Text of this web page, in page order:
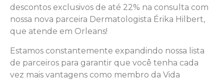
descontos exclusivos de até 22% na consulta com
nossa nova parceira Dermatologista Érika Hilbert,
que atende em Orleans!
Estamos constantemente expandindo nossa lista
de parceiros para garantir que você tenha cada
vez mais vantagens como membro da Vida